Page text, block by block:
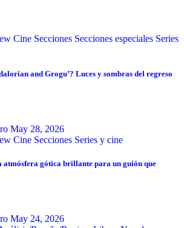
Cine Secciones Secciones especiales Series
and Grogu’? Luces y sombras del regreso
May 28, 2026
Cine Secciones Series y cine
atmósfera gótica brillante para un guión que
May 24, 2026